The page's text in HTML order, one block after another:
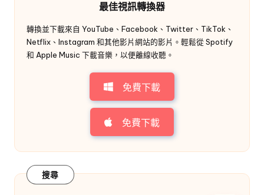
最佳視訊轉換器
轉換並下載來自 YouTube、Facebook、Twitter、TikTok、
Netflix、Instagram 和其他影片網站的影片。輕鬆從 Spotify
和 Apple Music 下載音樂，以便離線收聽。
免費下載
免費下載
搜尋